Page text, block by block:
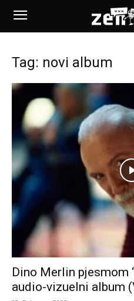
Tag: novi album
Dino Merlin pjesmom
audio-vizuelni album